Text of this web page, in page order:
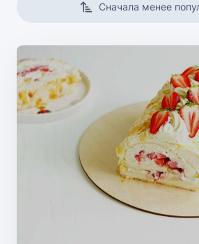
Сначала менее